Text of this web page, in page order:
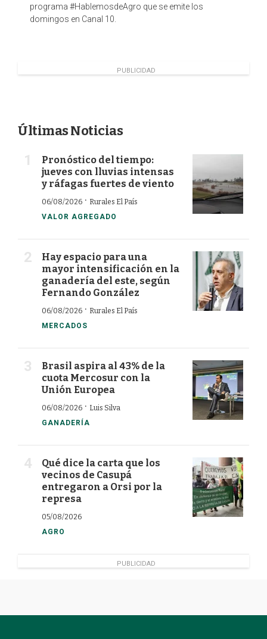
programa #HablemosdeAgro que se emite los
domingos en Canal 10.
PUBLICIDAD
Últimas Noticias
Pronóstico del tiempo:
jueves con lluvias intensas
y ráfagas fuertes de viento
06/08/2026 · Rurales El País
VALOR AGREGADO
Hay espacio para una
mayor intensificación en la
ganadería del este, según
Fernando González
06/08/2026 · Rurales El País
MERCADOS
Brasil aspira al 43% de la
cuota Mercosur con la
Unión Europea
06/08/2026 · Luis Silva
GANADERÍA
Qué dice la carta que los
vecinos de Casupá
entregaron a Orsi por la
represa
05/08/2026
AGRO
PUBLICIDAD